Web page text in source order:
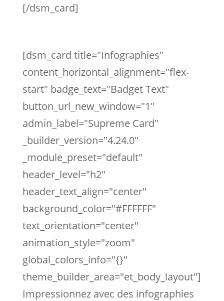
[/dsm_card]
[dsm_card title="Infographies"
content_horizontal_alignment="flex-
start" badge_text="Badget Text"
button_url_new_window="1"
admin_label="Supreme Card"
_builder_version="4.24.0"
_module_preset="default"
header_level="h2"
header_text_align="center"
background_color="#FFFFFF"
text_orientation="center"
animation_style="zoom"
global_colors_info="{}"
theme_builder_area="et_body_layout"]
Impressionnez avec des infographies